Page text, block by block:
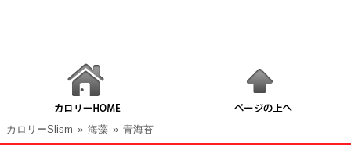
カロリーSlism » 海藻 » 青海苔